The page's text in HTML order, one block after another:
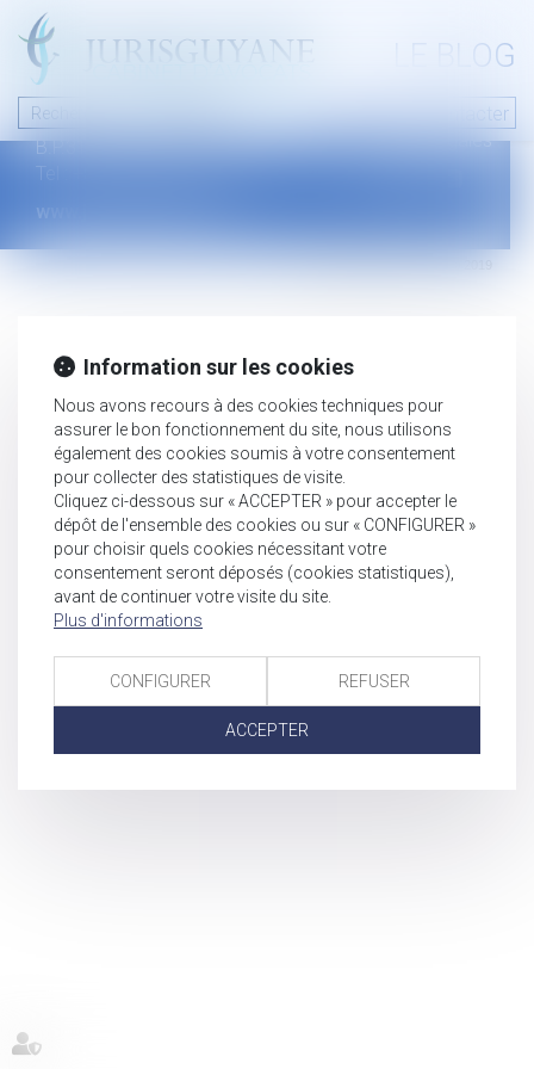
LE BLOG
Nous contacter
46 avenue de la liberté
B.P.315 - 97327 Cayenne Cedex
Tel : +594 594 29 45 35
www.jurisguyane.com
Mentions légales
Information sur les cookies
Nous avons recours à des cookies techniques pour
assurer le bon fonctionnement du site, nous utilisons
également des cookies soumis à votre consentement
pour collecter des statistiques de visite.
Cliquez ci-dessous sur « ACCEPTER » pour accepter le
dépôt de l'ensemble des cookies ou sur « CONFIGURER »
pour choisir quels cookies nécessitant votre
consentement seront déposés (cookies statistiques),
avant de continuer votre visite du site.
Plus d'informations
CONFIGURER REFUSER
ACCEPTER